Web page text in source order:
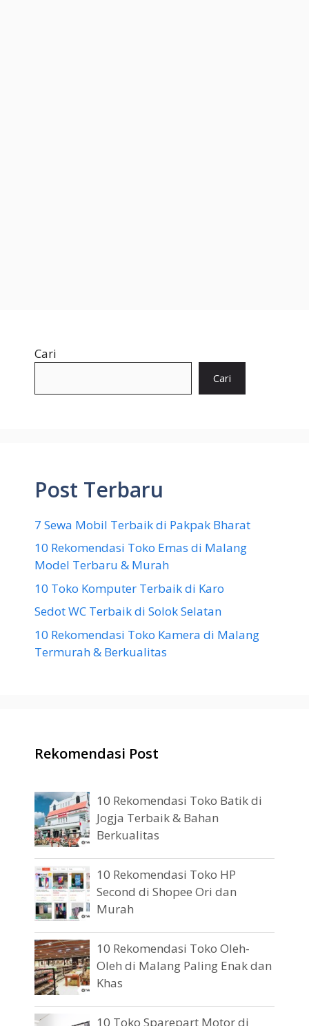
Cari
Cari
Post Terbaru
7 Sewa Mobil Terbaik di Pakpak Bharat
10 Rekomendasi Toko Emas di Malang
Model Terbaru & Murah
10 Toko Komputer Terbaik di Karo
Sedot WC Terbaik di Solok Selatan
10 Rekomendasi Toko Kamera di Malang
Termurah & Berkualitas
Rekomendasi Post
10 Rekomendasi Toko Batik di
Jogja Terbaik & Bahan
Berkualitas
10 Rekomendasi Toko HP
Second di Shopee Ori dan
Murah
10 Rekomendasi Toko Oleh-
Oleh di Malang Paling Enak dan
Khas
10 Toko Sparepart Motor di